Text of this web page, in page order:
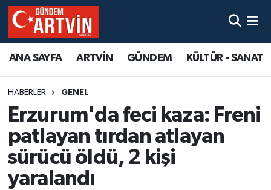
ANA SAYFA ARTVİN GÜNDEM KÜLTÜR - SANAT
HABERLER GENEL
Erzurum'da feci kaza: Freni
patlayan tırdan atlayan
sürücü öldü, 2 kişi
yaralandı